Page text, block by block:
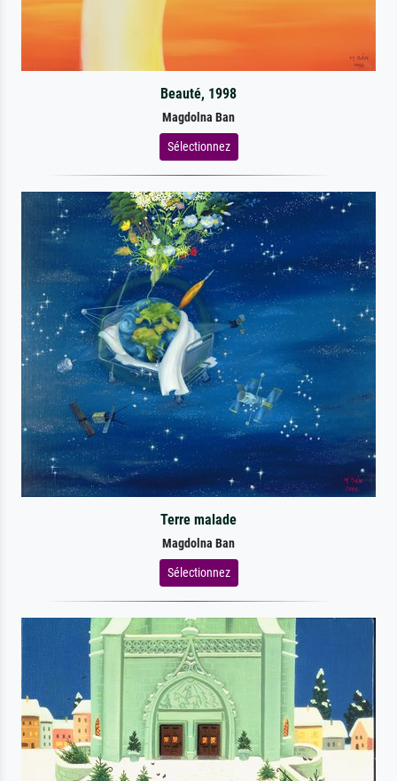
Beauté, 1998
Magdolna Ban
Sélectionnez
Terre malade
Magdolna Ban
Sélectionnez